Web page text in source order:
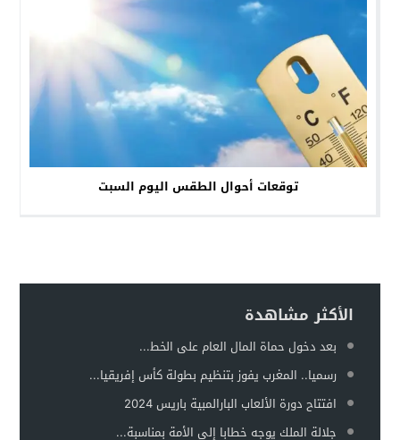
توقعات أحوال الطقس اليوم السبت
الأكثر مشاهدة
بعد دخول حماة المال العام على الخط...
رسميا.. المغرب يفوز بتنظيم بطولة كأس إفريقيا...
افتتاح دورة الألعاب البارالمبية باريس 2024
جلالة الملك يوجه خطابا إلى الأمة بمناسبة...